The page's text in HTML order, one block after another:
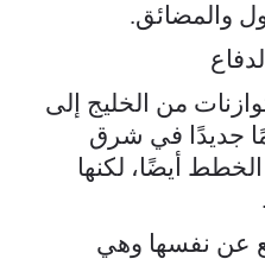
والمضائق.
من الخليج إلى
جديدًا في شرق
أيضًا، لكنها
عن نفسها وهي